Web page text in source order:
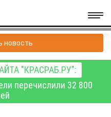
новость
"КРАСРАБ.РУ":
перечислили 32 800